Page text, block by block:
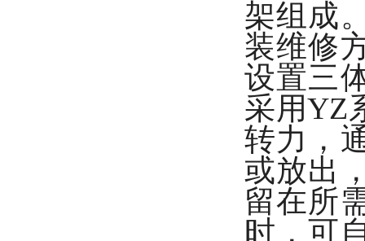
架组成
装维修
设置三
采用YZ
转力，
或放出
留在所
时，可